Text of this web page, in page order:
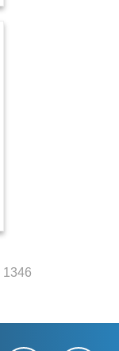
1346